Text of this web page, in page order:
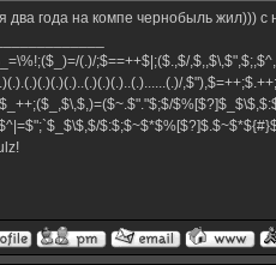
два года на компе чернобыль жил))) с
(.)/;$==++$|;($.,$/